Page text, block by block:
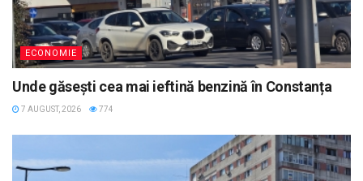
ECONOMIE
Unde găsești cea mai ieftină benzină în Constanța
7 AUGUST, 2026 774